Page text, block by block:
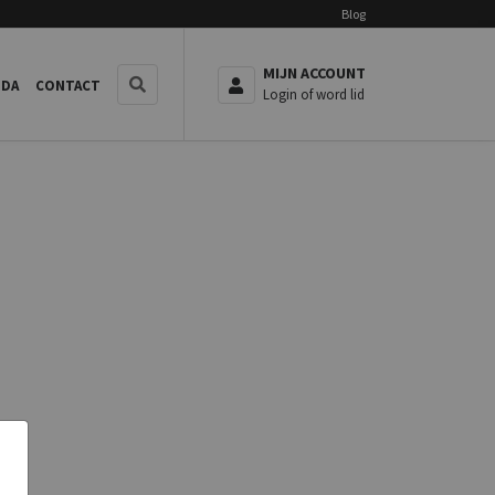
Blog
CONTACT
MIJN ACCOUNT
Login of word lid